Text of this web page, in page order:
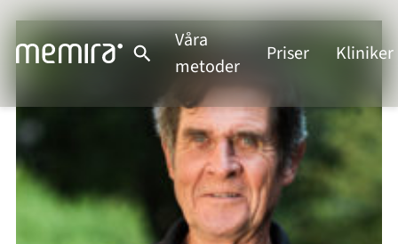
Våra
metoder
Priser Kliniker